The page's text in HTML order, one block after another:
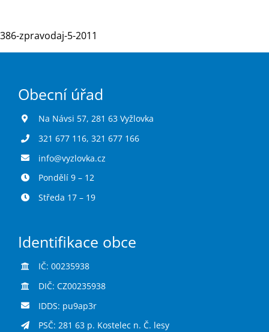
Hlášení závad
386-zpravodaj-5-2011
Obecní úřad
Na Návsi 57, 281 63 Vyžlovka
321 677 116, 321 677 166
info@vyzlovka.cz
Pondělí 9 – 12
Středa 17 – 19
Identifikace obce
IČ: 00235938
DIČ: CZ00235938
IDDS: pu9ap3r
PSČ: 281 63 p. Kostelec n. Č. lesy